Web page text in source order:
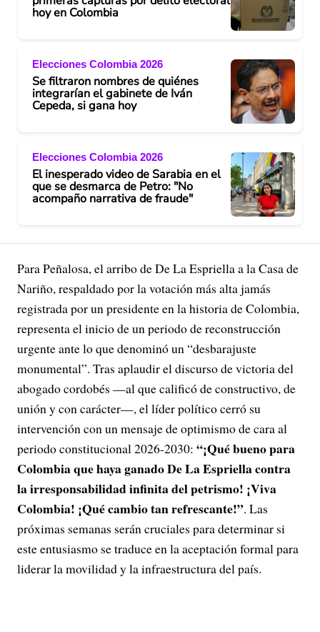
hoy en Colombia
Elecciones Colombia 2026
Se filtraron nombres de quiénes
integrarían el gabinete de Iván
Cepeda, si gana hoy
Elecciones Colombia 2026
El inesperado video de Sarabia en el
que se desmarca de Petro: "No
acompaño narrativa de fraude"
Para Peñalosa, el arribo de De La Espriella a la Casa de
Nariño, respaldado por la votación más alta jamás
registrada por un presidente en la historia de Colombia,
representa el inicio de un periodo de reconstrucción
urgente ante lo que denominó un “desbarajuste
monumental”. Tras aplaudir el discurso de victoria del
abogado cordobés —al que calificó de constructivo, de
unión y con carácter—, el líder político cerró su
intervención con un mensaje de optimismo de cara al
periodo constitucional 2026-2030: “¡Qué bueno para
Colombia que haya ganado De La Espriella contra
la irresponsabilidad infinita del petrismo! ¡Viva
Colombia! ¡Qué cambio tan refrescante!”. Las
próximas semanas serán cruciales para determinar si
este entusiasmo se traduce en la aceptación formal para
liderar la movilidad y la infraestructura del país.